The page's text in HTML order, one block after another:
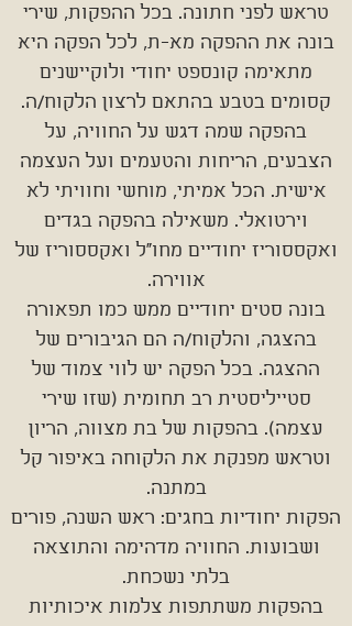
טראש לפני חתונה. בכל ההפקות, שירי
בונה את ההפקה מא-ת, לכל הפקה היא
מתאימה קונספט יחודי ולוקיישנים
קסומים בטבע בהתאם לרצון הלקוח/ה.
בהפקה שמה דגש על החוויה, על
הצבעים, הריחות והטעמים ועל העצמה
אישית. הכל אמיתי, מוחשי וחוויתי לא
וירטואלי. משאילה בהפקה בגדים
ואקססוריז יחודיים מחו"ל ואקססוריז של
אווירה.
בונה סטים יחודיים ממש כמו תפאורה
בהצגה, והלקוח/ה הם הגיבורים של
ההצגה. בכל הפקה יש לווי צמוד של
סטייליסטית רב תחומית (שזו שירי
עצמה). בהפקות של בת מצווה, הריון
וטראש מפנקת את הלקוחה באיפור קל
במתנה.
הפקות יחודיות בחגים: ראש השנה, פורים
ושבועות. החוויה מדהימה והתוצאה
בלתי נשכחת.
בהפקות משתתפות צלמות איכותיות